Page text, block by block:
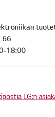
66
18:00
LG:n